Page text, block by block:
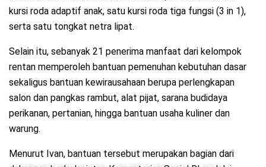
kursi roda adaptif anak, satu kursi roda tiga fungsi (3 in 1),
serta satu tongkat netra lipat.
Selain itu, sebanyak 21 penerima manfaat dari kelompok
rentan memperoleh bantuan pemenuhan kebutuhan dasar
sekaligus bantuan kewirausahaan berupa perlengkapan
salon dan pangkas rambut, alat pijat, sarana budidaya
perikanan, pertanian, hingga bantuan usaha kuliner dan
warung.
Menurut Ivan, bantuan tersebut merupakan bagian dari